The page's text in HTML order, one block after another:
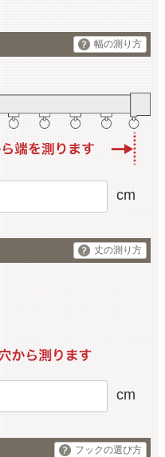
幅の測り方
cm
丈の測り方
cm
フックの選び方